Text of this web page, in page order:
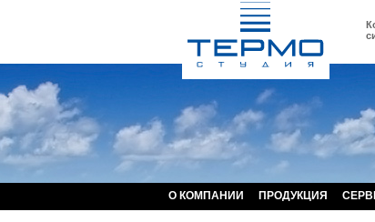
О КОМПАНИИ ПРОДУКЦИЯ